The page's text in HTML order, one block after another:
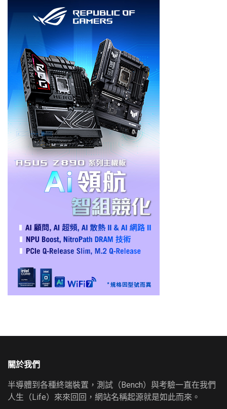
關於我們
半導體到各種終端裝置，測試（Bench）與考驗一直在我們
人生（Life）來來回回，網站名稱起源就是如此而來。